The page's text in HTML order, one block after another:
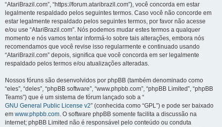
“AtariBrazil.com”, “https://forum.ataribrazil.com”), você concorda em estar
legalmente respaldado pelos seguintes termos. Caso você não concorde em
estar legalmente respaldado pelos seguintes termos, por favor não acesse
e/ou use “AtariBrazil.com”. Nós podemos mudar estes termos a qualquer
momento e nós vamos tentar informá-lo sobre tais alterações, embora nós
recomendamos que você revise isso regularmente e continuado usando
“AtariBrazil.com” depois, significa que você concorda em ser legalmente
respaldado pelos termos e/ou atualizações alteradas.
Nossos fóruns são desenvolvidos por phpBB (também denominado como
“eles”, “deles”, “phpBB software”, “www.phpbb.com”, “phpBB Limited”, “phpBB
Teams”) que é um sistema de fórum lançado sob a “
GNU General Public License v2” (conhecida como “GPL”) e pode ser baixado
em www.phpbb.com. O software phpBB somente facilita a discussão na
internet; phpBB Limited não é responsável pelo conteúdo ou conduta